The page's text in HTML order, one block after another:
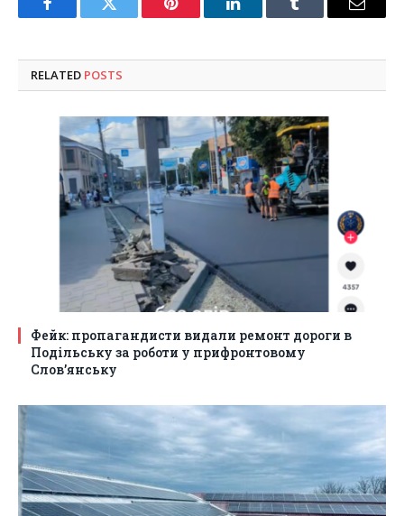
FacebookTwitter Pinterest LinkedInTumblr Email
RELATED POSTS
Фейк: пропагандисти видали ремонт дороги в
Подільську за роботи у прифронтовому
Слов’янську